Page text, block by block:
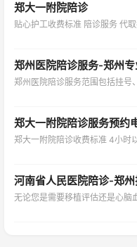
郑大一附院陪诊
贴心护
郑州医院陪诊服务-郑州专
郑州医院陪诊服务范围包括挂号
郑大一附院陪诊服务预约
郑大一附院陪诊‌收费标准‌ 4小时
河南省人民医院陪诊-郑
无论您是需要移植评估还是心脑